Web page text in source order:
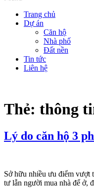
Trang chủ
Dự án
Căn hộ
Nhà phố
Đất nền
Tin tức
Liên hệ
Thẻ: thông
Lý do căn hộ 3
Sở hữu nhiều ưu điểm vượt
tư lẫn người mua nhà để ở,